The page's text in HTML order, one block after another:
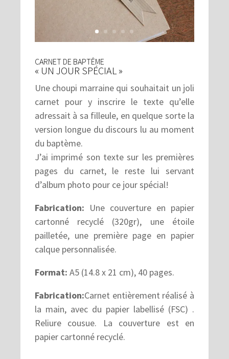
CARNET DE BAPTÊME
« UN JOUR SPÉCIAL »
Une choupi marraine qui souhaitait un joli
carnet pour y inscrire le texte qu’elle
adressait à sa filleule, en quelque sorte la
version longue du discours lu au moment
du baptème.
J’ai imprimé son texte sur les premières
pages du carnet, le reste lui servant
d’album photo pour ce jour spécial!
Fabrication: Une couverture en papier
cartonné recyclé (320gr), une étoile
pailletée, une première page en papier
calque personnalisée.
Format: A5 (14.8 x 21 cm), 40 pages.
Fabrication:Carnet entièrement réalisé à
la main, avec du papier labellisé (FSC) .
Reliure cousue. La couverture est en
papier cartonné recyclé.